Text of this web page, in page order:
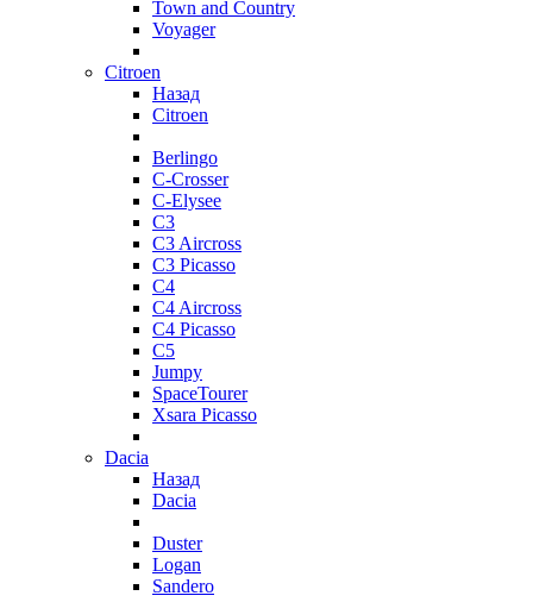
Town and Country
Voyager
Citroen
Назад
Citroen
Berlingo
C-Crosser
C-Elysee
C3
C3 Aircross
C3 Picasso
C4
C4 Aircross
C4 Picasso
C5
Jumpy
SpaceTourer
Xsara Picasso
Dacia
Назад
Dacia
Duster
Logan
Sandero